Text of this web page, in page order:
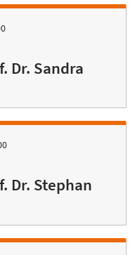
Dr. Sandra
Dr. Stephan